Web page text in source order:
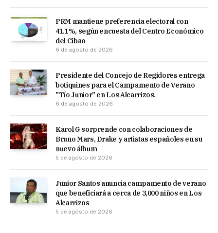
PRM mantiene preferencia electoral con
41.1%, según encuesta del Centro Económico
del Cibao
6 de agosto de 2026
Presidente del Concejo de Regidores entrega
botiquines para el Campamento de Verano
"Tío Junior" en Los Alcarrizos.
6 de agosto de 2026
Karol G sorprende con colaboraciones de
Bruno Mars, Drake y artistas españoles en su
nuevo álbum
5 de agosto de 2026
Junior Santos anuncia campamento de verano
que beneficiará a cerca de 3,000 niños en Los
Alcarrizos
5 de agosto de 2026